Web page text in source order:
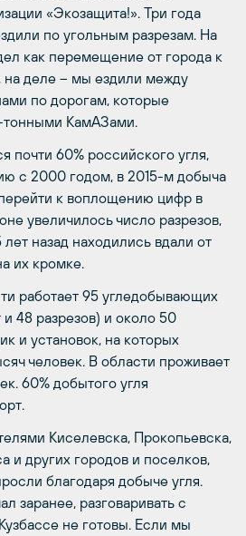
«Экозащита!». Три года
по угольным разрезам. На
как перемещение от города к
на деле – мы ездили между
по дорогам, которые
тонными КамАЗами.
почти 60% российского угля,
с 2000 годом, в 2015-м добыча
к воплощению цифр в
увеличилось число разрезов,
назад находились вдали от
их кромке.
работает 95 угледобывающих
48 разрезов) и около 50
и установок, на которых
человек. В области проживает
60% добытого угля
Киселевска, Прокопьевска,
и других городов и поселков,
благодаря добыче угля.
заранее, разговаривать с
не готовы. Если мы